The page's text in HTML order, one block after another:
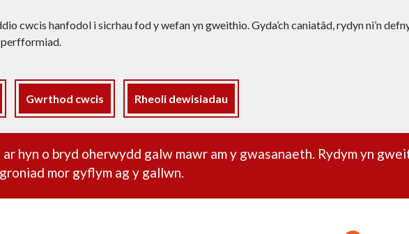
cwcis hanfodol i sicrhau fod y wefan yn gweithio. Gyda’ch caniatâd, rydyn ni’n
perfformiad.
Gwrthod cwcis Rheoli dewisiadau
sylwedd pwysig
hyn o bryd oherwydd galw mawr am y gwasanaeth. Rydym yn
mor gyflym ag y gallwn.